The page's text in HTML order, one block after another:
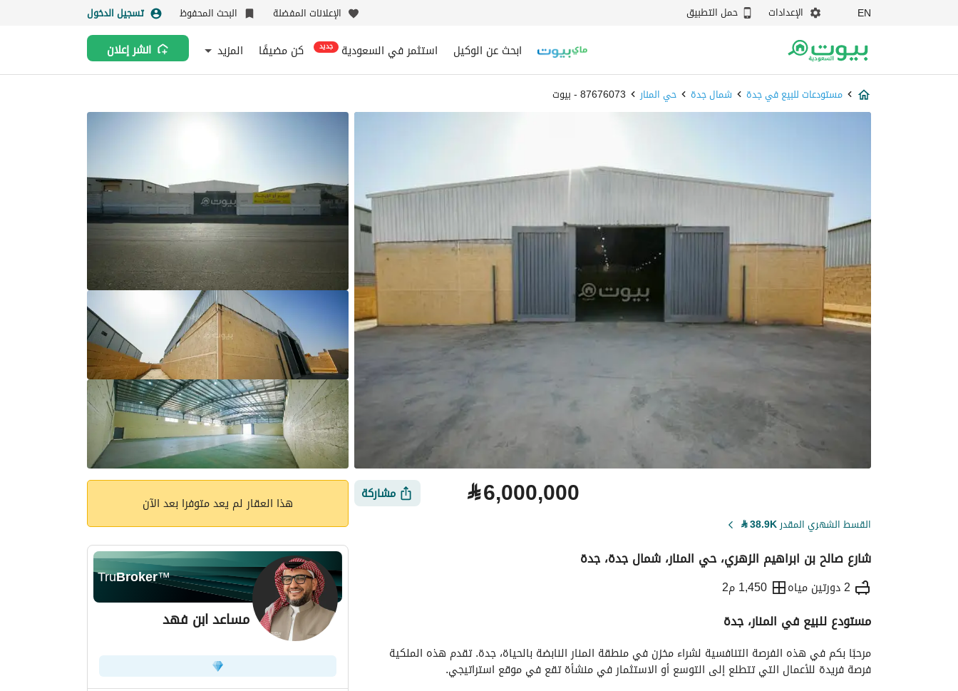
EN الإعدادات حمل التطبيق الإعلانات المفضلة البحث المحفوظ تسجيل الدخول
ابحث عن الوكيل استثمر في السعودية جديد كن مضيفًا المزيد انشر إعلان
مستودعات للبيع في جدة شمال جدة حي المنار 87676073 - بيوت
⃁6,000,000 مشاركة
القسط الشهري المقدر38.9K
⃁
شارع صالح بن ابراهيم الزهري، حي المنار، شمال جدة، جدة
2 دورتين مياه 1,450 م2
التفاصيل معلومات ترخيص الإعلان
مستودع للبيع في المنار، جدة
فرصة فريدة للأعمال التي تتطلع إلى التوسع أو الاستثمار في منشأة تقع في موقع استراتيجي.
هذا العقار لم يعد متوفرا بعد الآن
TruBroker™
مساعد ابن فهد